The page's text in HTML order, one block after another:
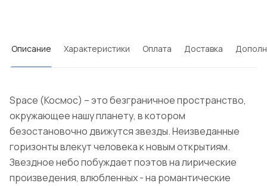
Описание Характеристики Оплата Доставка
Space (Космос) – это безграничное пространство,
окружающее нашу планету, в котором
безостановочно движутся звезды. Неизведанные
горизонты влекут человека к новым открытиям.
Звездное небо побуждает поэтов на лирические
произведения, влюбленных - на романтические